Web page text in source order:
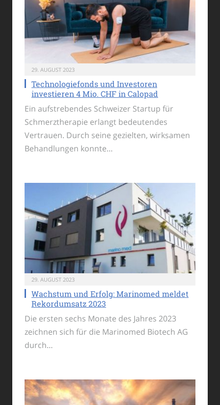
29. AUGUST 2023
Technologiefonds und Investoren
investieren 4 Mio. CHF in Calopad
Ein aufstrebendes Schweizer Startup für
Schmerztherapie erlangt bedeutendes
Vertrauen. Durch seine gezielten, wirksamen
Behandlungen konnte…
29. AUGUST 2023
Wachstum und Erfolg: Marinomed meldet
Rekordumsatz 2023
Die ersten sechs Monate des Jahres 2023
zeichnen sich für die Marinomed Biotech AG
durch…